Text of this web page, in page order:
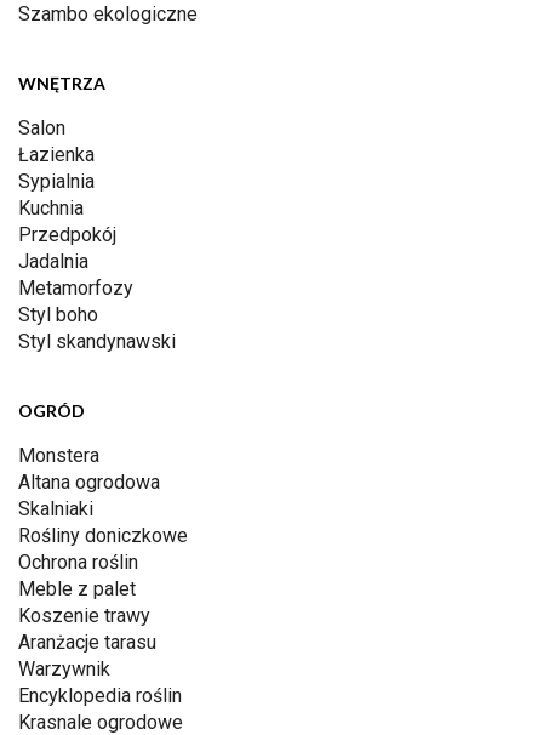
Szambo ekologiczne
WNĘTRZA
Salon
Łazienka
Sypialnia
Kuchnia
Przedpokój
Jadalnia
Metamorfozy
Styl boho
Styl skandynawski
OGRÓD
Monstera
Altana ogrodowa
Skalniaki
Rośliny doniczkowe
Ochrona roślin
Meble z palet
Koszenie trawy
Aranżacje tarasu
Warzywnik
Encyklopedia roślin
Krasnale ogrodowe